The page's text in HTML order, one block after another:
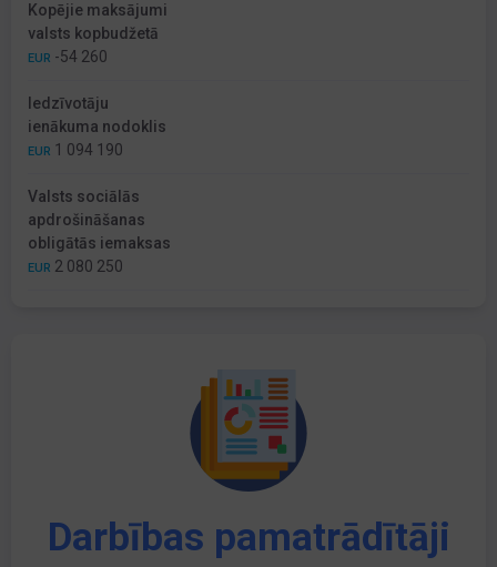
Kopējie maksājumi
valsts kopbudžetā
EUR -54 260
Iedzīvotāju
ienākuma nodoklis
EUR 1 094 190
Valsts sociālās
apdrošināšanas
obligātās iemaksas
EUR 2 080 250
Darbības pamatrādītāji